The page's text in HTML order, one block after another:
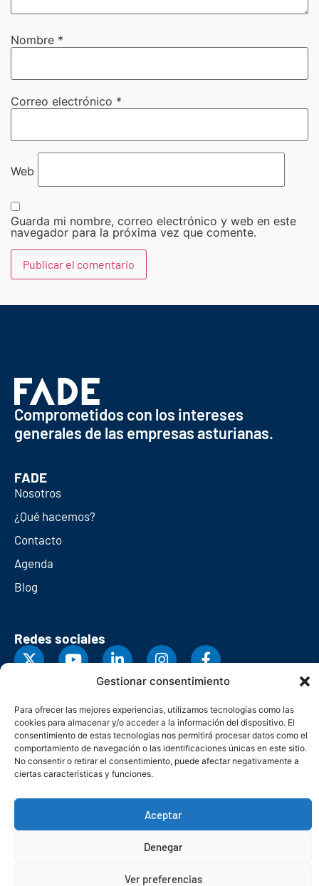
Gestionar consentimiento
Para ofrecer las mejores experiencias, utilizamos tecnologías como las
cookies para almacenar y/o acceder a la información del dispositivo. El
consentimiento de estas tecnologías nos permitirá procesar datos como el
comportamiento de navegación o las identificaciones únicas en este sitio.
No consentir o retirar el consentimiento, puede afectar negativamente a
ciertas características y funciones.
Aceptar
Denegar
Ver preferencias
Nombre *
Correo electrónico *
Web
Guarda mi nombre, correo electrónico y web en este
navegador para la próxima vez que comente.
Comprometidos con los intereses
generales de las empresas asturianas.
FADE
Nosotros
¿Qué hacemos?
Contacto
Agenda
Blog
Redes sociales
© Copyright 2026. Federación Asturiana de Empresarios
Política de cookies